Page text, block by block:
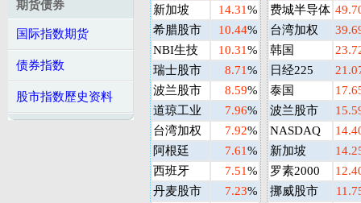
期货债券
国际指数期货
债券指数
股市指数歷史资料
新加坡
14.31%
希腊股市
10.44%
NBI生技
10.31%
瑞士股市
8.71%
波兰股市
8.59%
道琼工业
7.96%
台湾加权
7.92%
阿根廷
7.61%
西班牙
7.51%
丹麦股市
7.23%
费城半导体
台湾加权
韩国
日经225
泰国
波兰股市
NASDAQ
新加坡
罗素2000
挪威股市